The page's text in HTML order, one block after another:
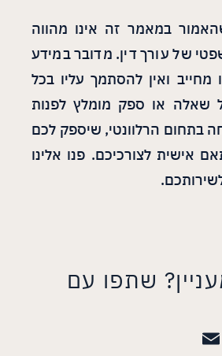
במאמר זה אינו מהווה
של עורך דין. מדובר במידע
מחייב ואין להסתמך עליו בכל
שאלה או ספק מומלץ לפנות
בתחום הרלוונטי, שיספק לכם
אישית לצורכיכם. פנו אלינו
שתפו עם
WhatsApp